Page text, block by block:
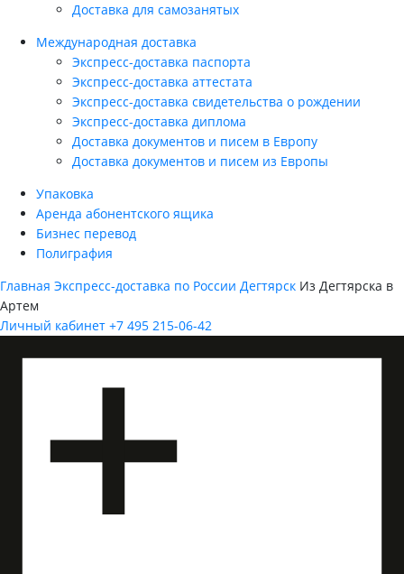
Доставка для самозанятых
Международная доставка
Экспресс-доставка паспорта
Экспресс-доставка аттестата
Экспресс-доставка свидетельства о рождении
Экспресс-доставка диплома
Доставка документов и писем в Европу
Доставка документов и писем из Европы
Упаковка
Аренда абонентского ящика
Бизнес перевод
Полиграфия
Главная Экспресс-доставка по России Дегтярск Из Дегтярска в
Артем
Личный кабинет +7 495 215-06-42